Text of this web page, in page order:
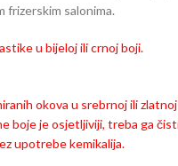
frizerskim salonima.
u bijeloj ili crnoj boji.
okova u srebrnoj ili
boje je osjetljiviji, treba ga
upotrebe kemikalija.